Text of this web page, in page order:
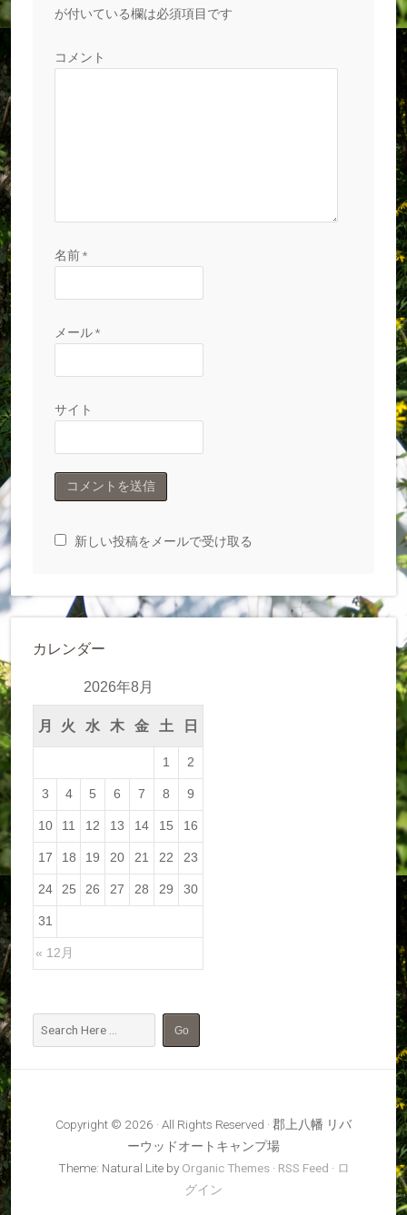
が付いている欄は必須項目です
コメント
名前*
メール*
サイト
新しい投稿をメールで受け取る
カレンダー
2026年8月
月 火 水 木 金 土 日
« 12月
1 2
3 4 5 6 7 8 9
10 11 12 13 14 15 16
17 18 19 20 21 22 23
24 25 26 27 28 29 30
31
Copyright © 2026 · All Rights Reserved · 郡上八幡 リバ
ーウッドオートキャンプ場
Theme: Natural Lite by Organic Themes· RSS Feed · ロ
グイン